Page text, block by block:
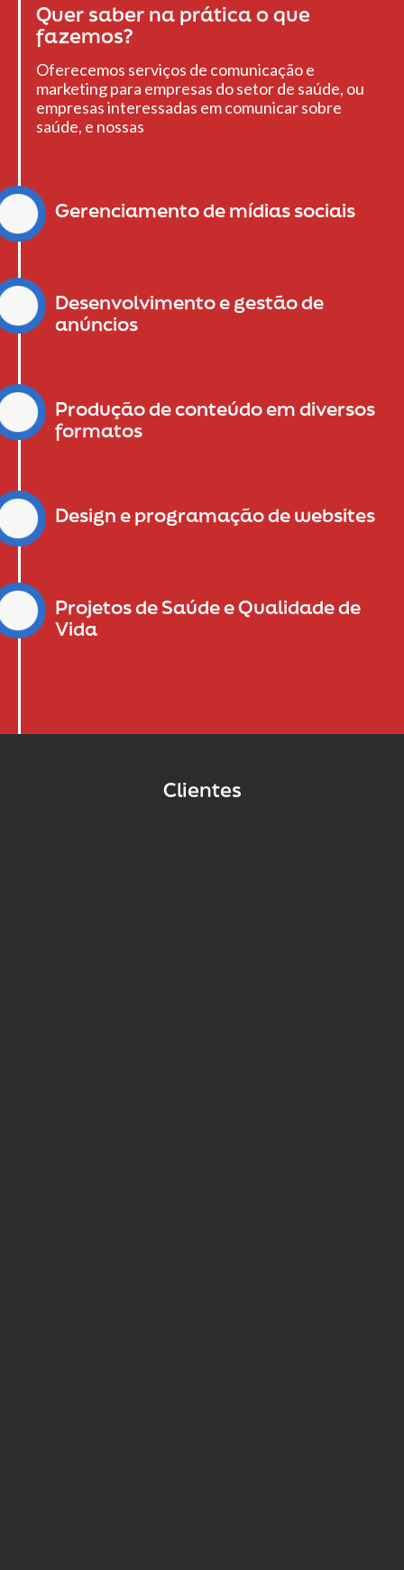
Quer saber na prática o que
fazemos?
Oferecemos serviços de comunicação e
marketing para empresas do setor de saúde, ou
empresas interessadas em comunicar sobre
saúde, e nossas
Gerenciamento de mídias sociais
Desenvolvimento e gestão de
anúncios
Produção de conteúdo em diversos
formatos
Design e programação de websites
Projetos de Saúde e Qualidade de
Vida
Clientes